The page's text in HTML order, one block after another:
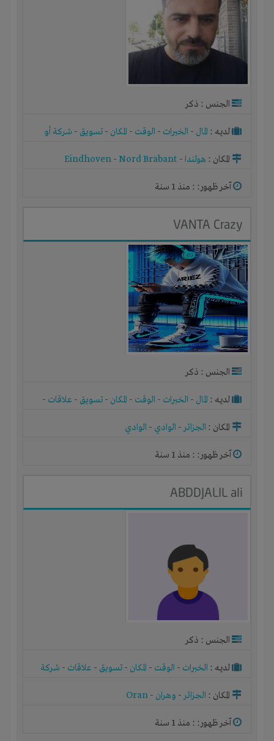
الجنس : ذكر
لديـه : المال - الخبرات - الوقت - المكان - تسويق - شركة أو
المكان : هولندا -
Eindhoven - Nord Brabant
آخر ظهور: : منذ 1 سنة
VANTA Crazy
الجنس : ذكر
لديـه : المال - الخبرات - الوقت - المكان - تسويق - علاقات -
المكان : الجزائر- الوادي - الوادي
آخر ظهور: : منذ 1 سنة
ABDDJALIL ali
الجنس : ذكر
لديـه : الخبرات - الوقت - المكان - تسويق - علاقات - شركة
المكان : الجزائر- وهران -
Oran
آخر ظهور: : منذ 1 سنة